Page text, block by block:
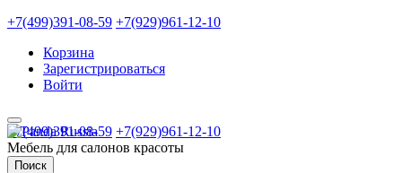
+7(499)391-08-59 +7(929)961-12-10
Корзина
Зарегистрироваться
Войти
+7(499)391-08-59 +7(929)961-12-10
Мебель для салонов красоты
Поиск